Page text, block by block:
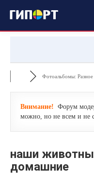
Фотоальбомы: Разное
Внимание! Форум
можно, но не всем и не
наши
домашние